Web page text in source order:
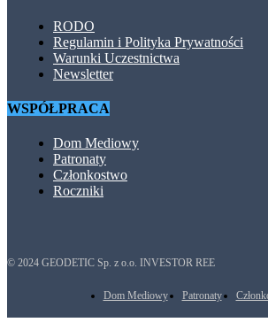
RODO
Regulamin i Polityka Prywatności
Warunki Uczestnictwa
Newsletter
WSPÓŁPRACA
Dom Mediowy
Patronaty
Członkostwo
Roczniki
© 2024 GEODETIC Sp. z o.o. INVESTOR REE
Dom Mediowy Patronaty